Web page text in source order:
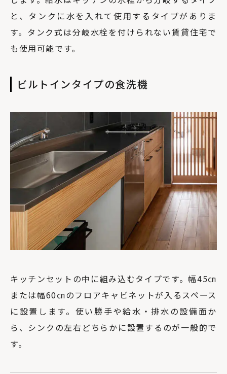
と、タンクに水を入れて使用するタイプがありま
す。タンク式は分岐水栓を付けられない賃貸住宅で
も使用可能です。
ビルトインタイプの食洗機
キッチンセットの中に組み込むタイプです。幅45㎝
または幅60㎝のフロアキャビネットが入るスペース
に設置します。使い勝手や給水・排水の設備面か
ら、シンクの左右どちらかに設置するのが一般的で
す。